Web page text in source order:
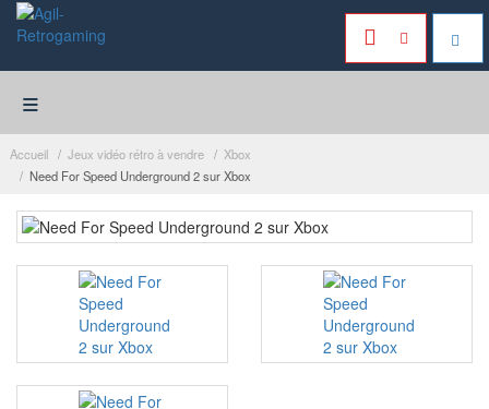
≡
Accueil Jeux vidéo rétro à vendre
Xbox
Need For Speed Underground 2 sur Xbox